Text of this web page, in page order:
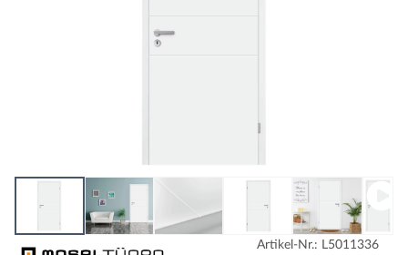
Artikel-Nr.: L5011336